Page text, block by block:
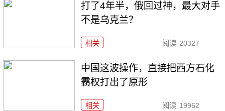
打了4年半，俄回过神，最大对手
不是乌克兰？
相关 阅读 20327
中国这波操作，直接把西方石化
霸权打出了原形
相关 阅读 19962